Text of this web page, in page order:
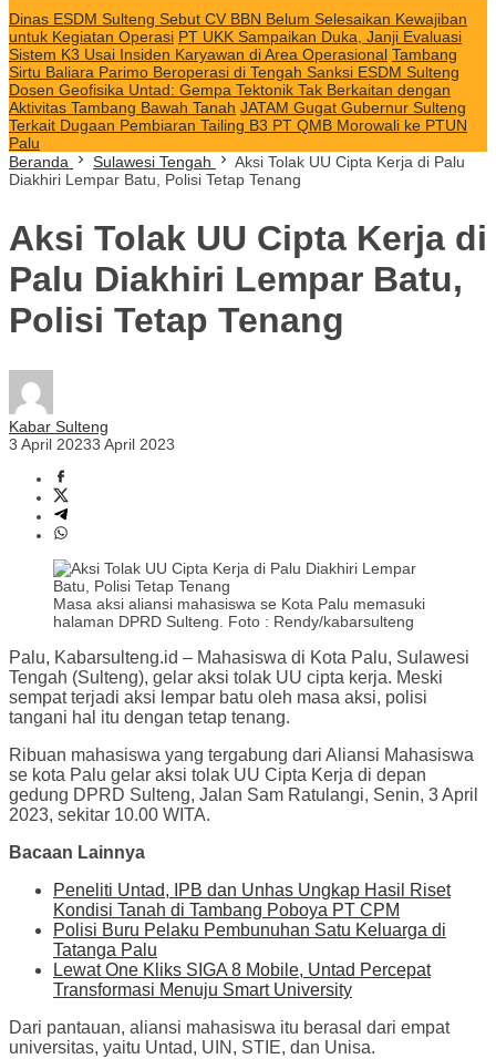
Dinas ESDM Sulteng Sebut CV BBN Belum Selesaikan Kewajiban
untuk Kegiatan Operasi PT UKK Sampaikan Duka, Janji Evaluasi
Sistem K3 Usai Insiden Karyawan di Area Operasional Tambang
Sirtu Baliara Parimo Beroperasi di Tengah Sanksi ESDM Sulteng
Dosen Geofisika Untad: Gempa Tektonik Tak Berkaitan dengan
Aktivitas Tambang Bawah Tanah JATAM Gugat Gubernur Sulteng
Terkait Dugaan Pembiaran Tailing B3 PT QMB Morowali ke PTUN
Palu
Beranda
Sulawesi Tengah
Aksi Tolak UU Cipta Kerja di Palu
Diakhiri Lempar Batu, Polisi Tetap Tenang
Aksi Tolak UU Cipta Kerja di
Palu Diakhiri Lempar Batu,
Polisi Tetap Tenang
Kabar Sulteng
3 April 20233 April 2023
Masa aksi aliansi mahasiswa se Kota Palu memasuki
halaman DPRD Sulteng. Foto : Rendy/kabarsulteng
Palu, Kabarsulteng.id – Mahasiswa di Kota Palu, Sulawesi
Tengah (Sulteng), gelar aksi tolak UU cipta kerja. Meski
sempat terjadi aksi lempar batu oleh masa aksi, polisi
tangani hal itu dengan tetap tenang.
Ribuan mahasiswa yang tergabung dari Aliansi Mahasiswa
se kota Palu gelar aksi tolak UU Cipta Kerja di depan
gedung DPRD Sulteng, Jalan Sam Ratulangi, Senin, 3 April
2023, sekitar 10.00 WITA.
Bacaan Lainnya
Peneliti Untad, IPB dan Unhas Ungkap Hasil Riset
Kondisi Tanah di Tambang Poboya PT CPM
Polisi Buru Pelaku Pembunuhan Satu Keluarga di
Tatanga Palu
Lewat One Kliks SIGA 8 Mobile, Untad Percepat
Transformasi Menuju Smart University
Dari pantauan, aliansi mahasiswa itu berasal dari empat
universitas, yaitu Untad, UIN, STIE, dan Unisa.